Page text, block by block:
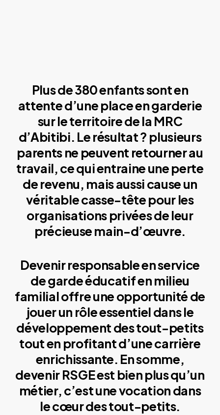
Plus de 380 enfants sont en
attente d’une place en garderie
sur le territoire de la MRC
d’Abitibi. Le résultat ? plusieurs
parents ne peuvent retourner au
travail, ce qui entraine une perte
de revenu, mais aussi cause un
véritable casse-tête pour les
organisations privées de leur
précieuse main-d’œuvre.
Devenir responsable en service
de garde éducatif en milieu
familial offre une opportunité de
jouer un rôle essentiel dans le
développement des tout-petits
tout en profitant d’une carrière
enrichissante. En somme,
devenir RSGE est bien plus qu’un
métier, c’est une vocation dans
le cœur des tout-petits.